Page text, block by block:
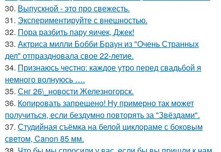
30. Выпускной - это про свежесть.
31. Экспериментируйте с внешностью.
32. Пора разбить пару яичек, Джек!
33. Актриса милли Бобби Браун из "Очень Странных
дел" отпраздновала свое 22-летие.
34. Признаюсь честно: каждое утро перед свадьбой я
немного волнуюсь ….
35. Снг 26\_новости Железногорск.
36. Копировать запрещено! Ну примерно так может
получиться, если бездумно повторять за "Звёздами".
37. Студийная съёмка на белой циклораме с боковым
светом, Canon 85 мм.